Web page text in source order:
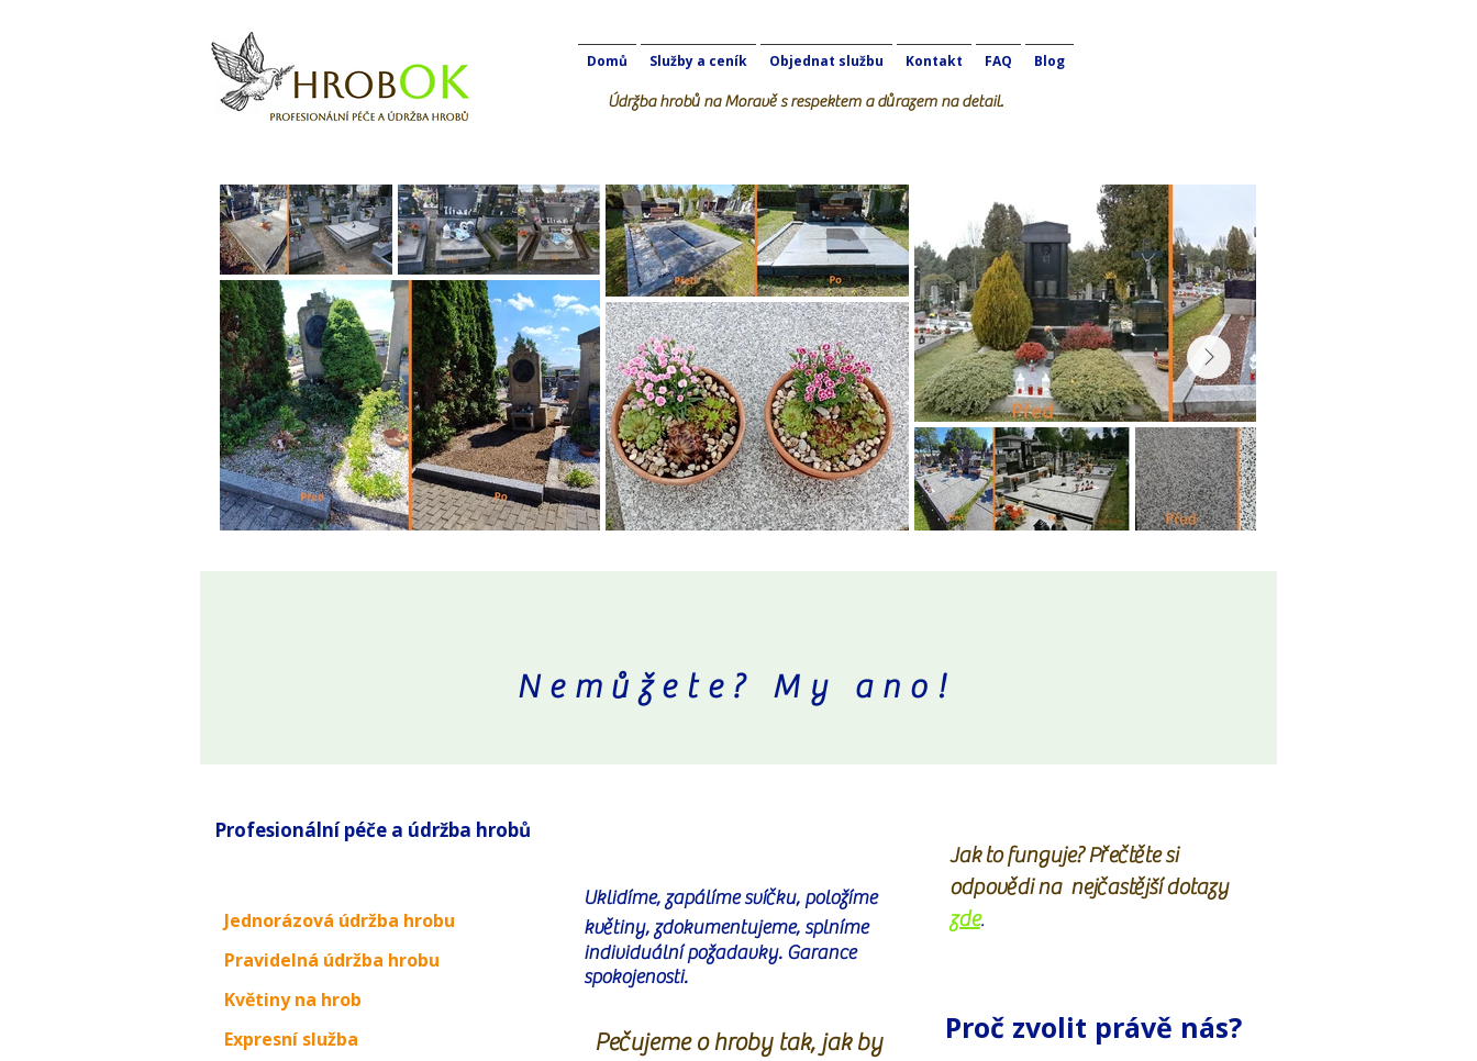
Domů Služby a ceník Objednat službu Kontakt FAQ Blog
Údržba hrobů na Moravě s respektem a důrazem na detail.
Nemůžete? My ano!
Profesionální péče a údržba hrobů
Jednorázová údržba hrobu
Pravidelná údržba hrobu
Květiny na hrob
Expresní služba
Uklidíme, zapálíme svíčku, položíme
květiny, zdokumentujeme, splníme
individuální požadavky. Garance
spokojenosti.
Pečujeme o hroby tak, jak by
Jak to funguje? Přečtěte si
odpovědi na nejčastější dotazy
zde.
Proč zvolit právě nás?
Nemůžete? My ano!
Profesionální péče a údržba hrobů
Jednorázová údržba hrobu
Pravidelná údržba hrobu
Květiny na hrob
Expresní služba
Uklidíme, zapálíme svíčku, položíme
květiny, zdokumentujeme, splníme
individuální požadavky. Garance
spokojenosti.
Pečujeme o hroby tak, jak by
Jak to funguje? Přečtěte si
odpovědi na nejčastější dotazy
zde.
Proč zvolit právě nás?